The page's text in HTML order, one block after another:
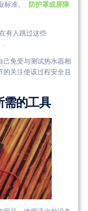
标准。. 防护罩或屏障
有人跳过这些
己免受与测试热水器相
关注使该过程安全且
需的工具